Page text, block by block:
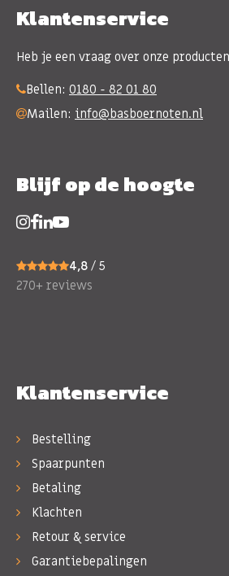
Klantenservice
Heb je een vraag over onze
Bellen: 0180 - 82 01 80
Mailen: info@basboernoten.nl
Blijf op de hoogte
4,8 / 5
270+ reviews
Klantenservice
Bestelling
Spaarpunten
Betaling
Klachten
Retour & service
Garantiebepalingen